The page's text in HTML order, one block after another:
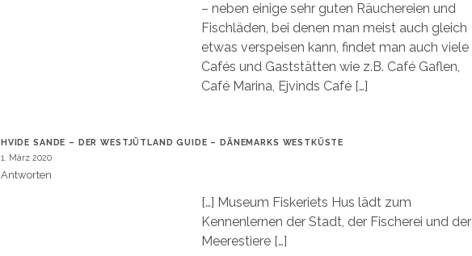
– neben einige sehr guten Räuchereien und
Fischläden, bei denen man meist auch gleich
etwas verspeisen kann, findet man auch viele
Cafés und Gaststätten wie z.B. Café Gaflen,
Café Marina, Ejvinds Café […]
HVIDE SANDE – DER WESTJÜTLAND GUIDE – DÄNEMARKS WESTKÜSTE
1. März 2020
Antworten
[…] Museum Fiskeriets Hus lädt zum
Kennenlernen der Stadt, der Fischerei und der
Meerestiere […]